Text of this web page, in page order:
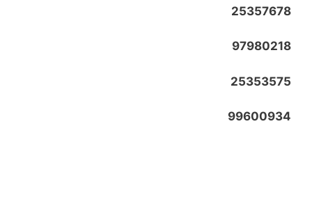
25357678
97980218
25353575
99600934